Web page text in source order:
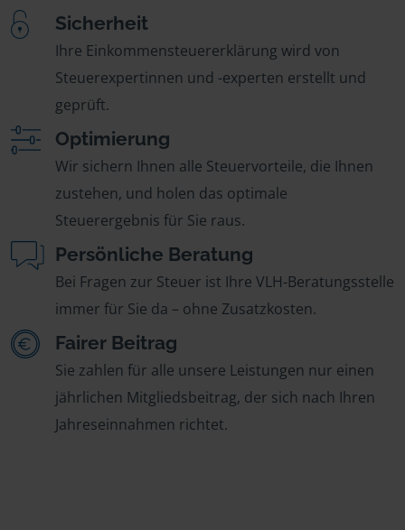
Sicherheit
Ihre Einkommensteuererklärung wird von
Steuerexpertinnen und -experten erstellt und
geprüft.
Optimierung
Wir sichern Ihnen alle Steuervorteile, die Ihnen
zustehen, und holen das optimale
Steuerergebnis für Sie raus.
Persönliche Beratung
Bei Fragen zur Steuer ist Ihre VLH-Beratungsstelle
immer für Sie da – ohne Zusatzkosten.
Fairer Beitrag
Sie zahlen für alle unsere Leistungen nur einen
jährlichen Mitgliedsbeitrag, der sich nach Ihren
Jahreseinnahmen richtet.